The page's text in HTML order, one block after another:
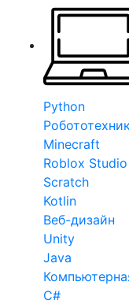
Python
Minecraft
Roblox Studio
Scratch
Kotlin
Веб-дизайн
Unity
Java
C#